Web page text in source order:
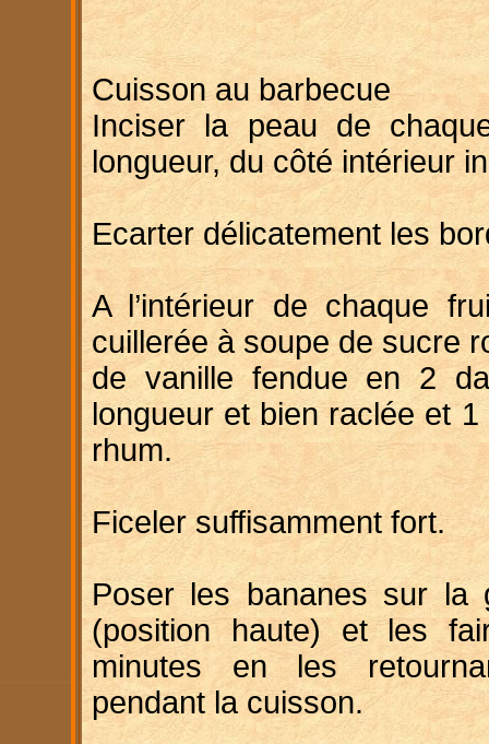
Cuisson au barbecue
Inciser la peau de
longueur, du côté intérieur
Ecarter délicatement les
A l’intérieur de chaque
cuillerée à soupe de sucre
de vanille fendue en 2
longueur et bien raclée et
rhum.
Ficeler suffisamment fort.
Poser les bananes sur la
(position haute) et les
minutes en les
pendant la cuisson.